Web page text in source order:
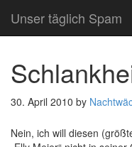
Unser täglich Spam
30. April 2010 by
Nein, ich will diesen